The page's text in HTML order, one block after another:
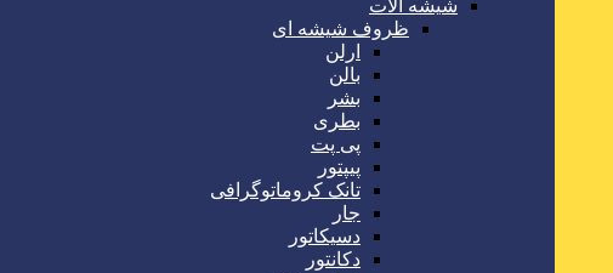
شیشه آلات
ظروف شیشه ای
ارلن
بالن
بشر
بطری
پی پت
پیپتور
تانک کروماتوگرافی
جار
دسیکاتور
دکانتور